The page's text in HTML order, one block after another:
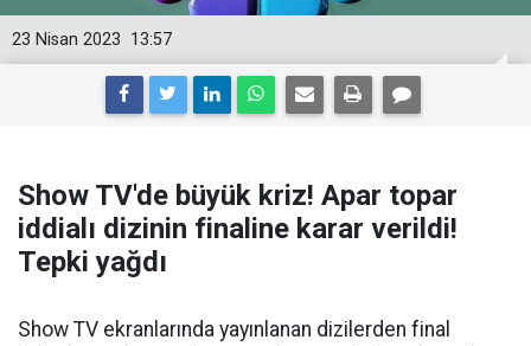
13:57
23 Nisan 2023
Show TV'de büyük kriz! Apar topar
iddialı dizinin finaline karar verildi!
Tepki yağdı
Show TV ekranlarında yayınlanan dizilerden final